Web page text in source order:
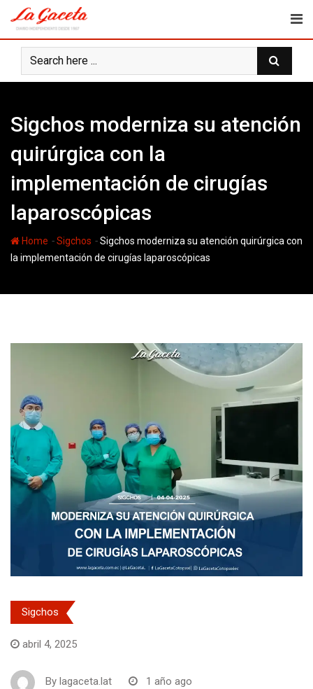
content
Sigchos moderniza su atención
quirúrgica con la
implementación de cirugías
laparoscópicas
Home -Sigchos -Sigchos moderniza su atención quirúrgica con
la implementación de cirugías laparoscópicas
Sigchos
abril 4, 2025
By lagaceta.lat 1 año ago